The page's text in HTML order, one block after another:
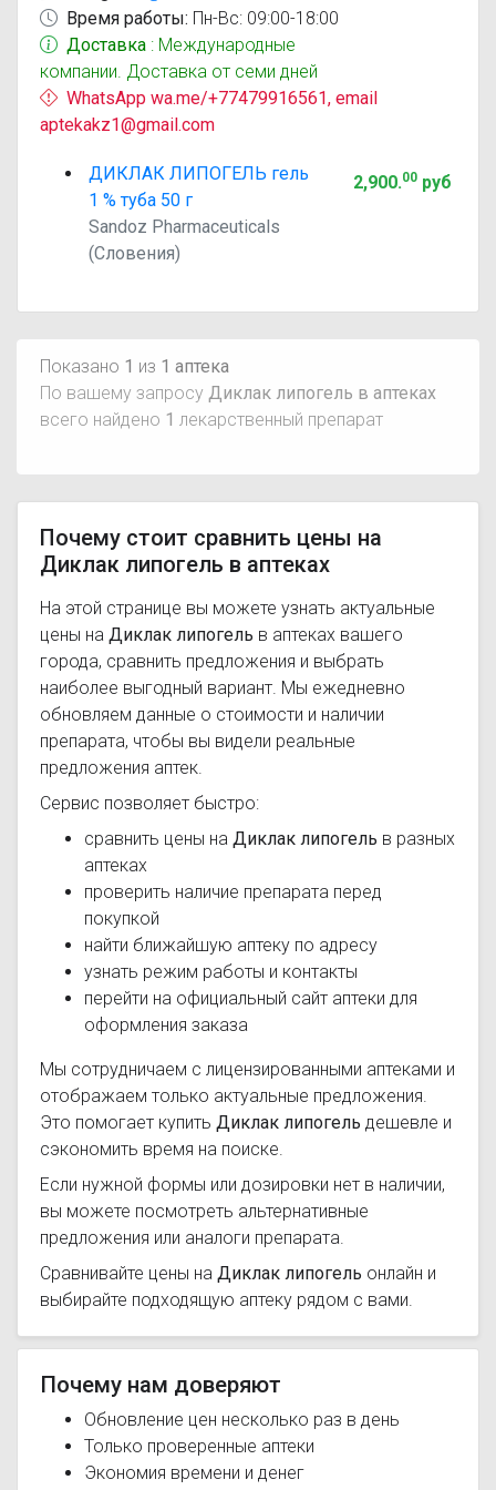
Время работы: Пн-Вс: 09:00-18:00
Доставка : Международные
компании. Доставка от семи дней
WhatsApp wa.me/+77479916561, email
aptekakz1@gmail.com
ДИКЛАК ЛИПОГЕЛЬ гель
1 % туба 50 г
Sandoz Pharmaceuticals
(Словения)
2,900.00руб
Показано 1 из 1 аптека
По вашему запросу Диклак липогель в аптеках
всего найдено 1 лекарственный препарат
Почему стоит сравнить цены на
Диклак липогель в аптеках
На этой странице вы можете узнать актуальные
цены на Диклак липогель в аптеках вашего
города, сравнить предложения и выбрать
наиболее выгодный вариант. Мы ежедневно
обновляем данные о стоимости и наличии
препарата, чтобы вы видели реальные
предложения аптек.
Сервис позволяет быстро:
сравнить цены на Диклак липогель в разных
аптеках
проверить наличие препарата перед
покупкой
найти ближайшую аптеку по адресу
узнать режим работы и контакты
перейти на официальный сайт аптеки для
оформления заказа
Мы сотрудничаем с лицензированными аптеками и
отображаем только актуальные предложения.
Это помогает купить Диклак липогель дешевле и
сэкономить время на поиске.
Если нужной формы или дозировки нет в наличии,
вы можете посмотреть альтернативные
предложения или аналоги препарата.
Сравнивайте цены на Диклак липогель онлайн и
выбирайте подходящую аптеку рядом с вами.
Почему нам доверяют
Обновление цен несколько раз в день
Только проверенные аптеки
Экономия времени и денег